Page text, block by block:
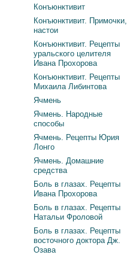
Конъюнктивит
Конъюнктивит. Примочки,
настои
Конъюнктивит. Рецепты
уральского целителя
Ивана Прохорова
Конъюнктивит. Рецепты
Михаила Либинтова
Ячмень
Ячмень. Народные
способы
Ячмень. Рецепты Юрия
Лонго
Ячмень. Домашние
средства
Боль в глазах. Рецепты
Ивана Прохорова
Боль в глазах. Рецепты
Натальи Фроловой
Боль в глазах. Рецепты
восточного доктора Дж.
Озава